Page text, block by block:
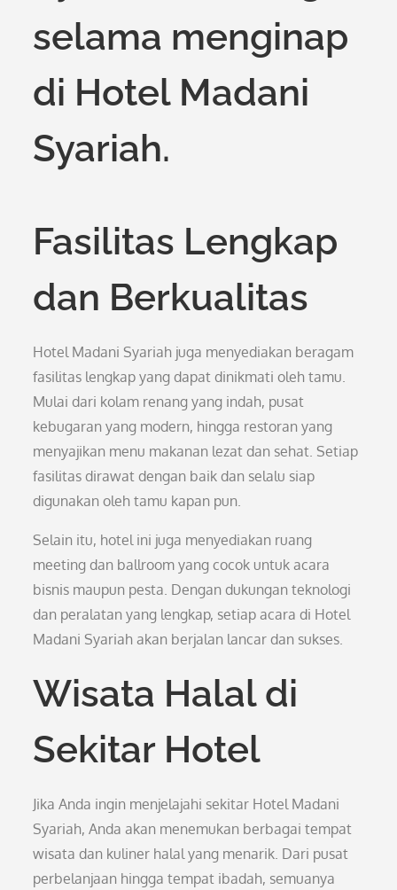
selama menginap
di Hotel Madani
Syariah.
Fasilitas Lengkap
dan Berkualitas
Hotel Madani Syariah juga menyediakan beragam
fasilitas lengkap yang dapat dinikmati oleh tamu.
Mulai dari kolam renang yang indah, pusat
kebugaran yang modern, hingga restoran yang
menyajikan menu makanan lezat dan sehat. Setiap
fasilitas dirawat dengan baik dan selalu siap
digunakan oleh tamu kapan pun.
Selain itu, hotel ini juga menyediakan ruang
meeting dan ballroom yang cocok untuk acara
bisnis maupun pesta. Dengan dukungan teknologi
dan peralatan yang lengkap, setiap acara di Hotel
Madani Syariah akan berjalan lancar dan sukses.
Wisata Halal di
Sekitar Hotel
Jika Anda ingin menjelajahi sekitar Hotel Madani
Syariah, Anda akan menemukan berbagai tempat
wisata dan kuliner halal yang menarik. Dari pusat
perbelanjaan hingga tempat ibadah, semuanya